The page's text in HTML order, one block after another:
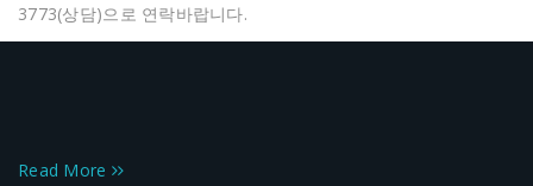
3773(상담)으로 연락바랍니다.
Read More